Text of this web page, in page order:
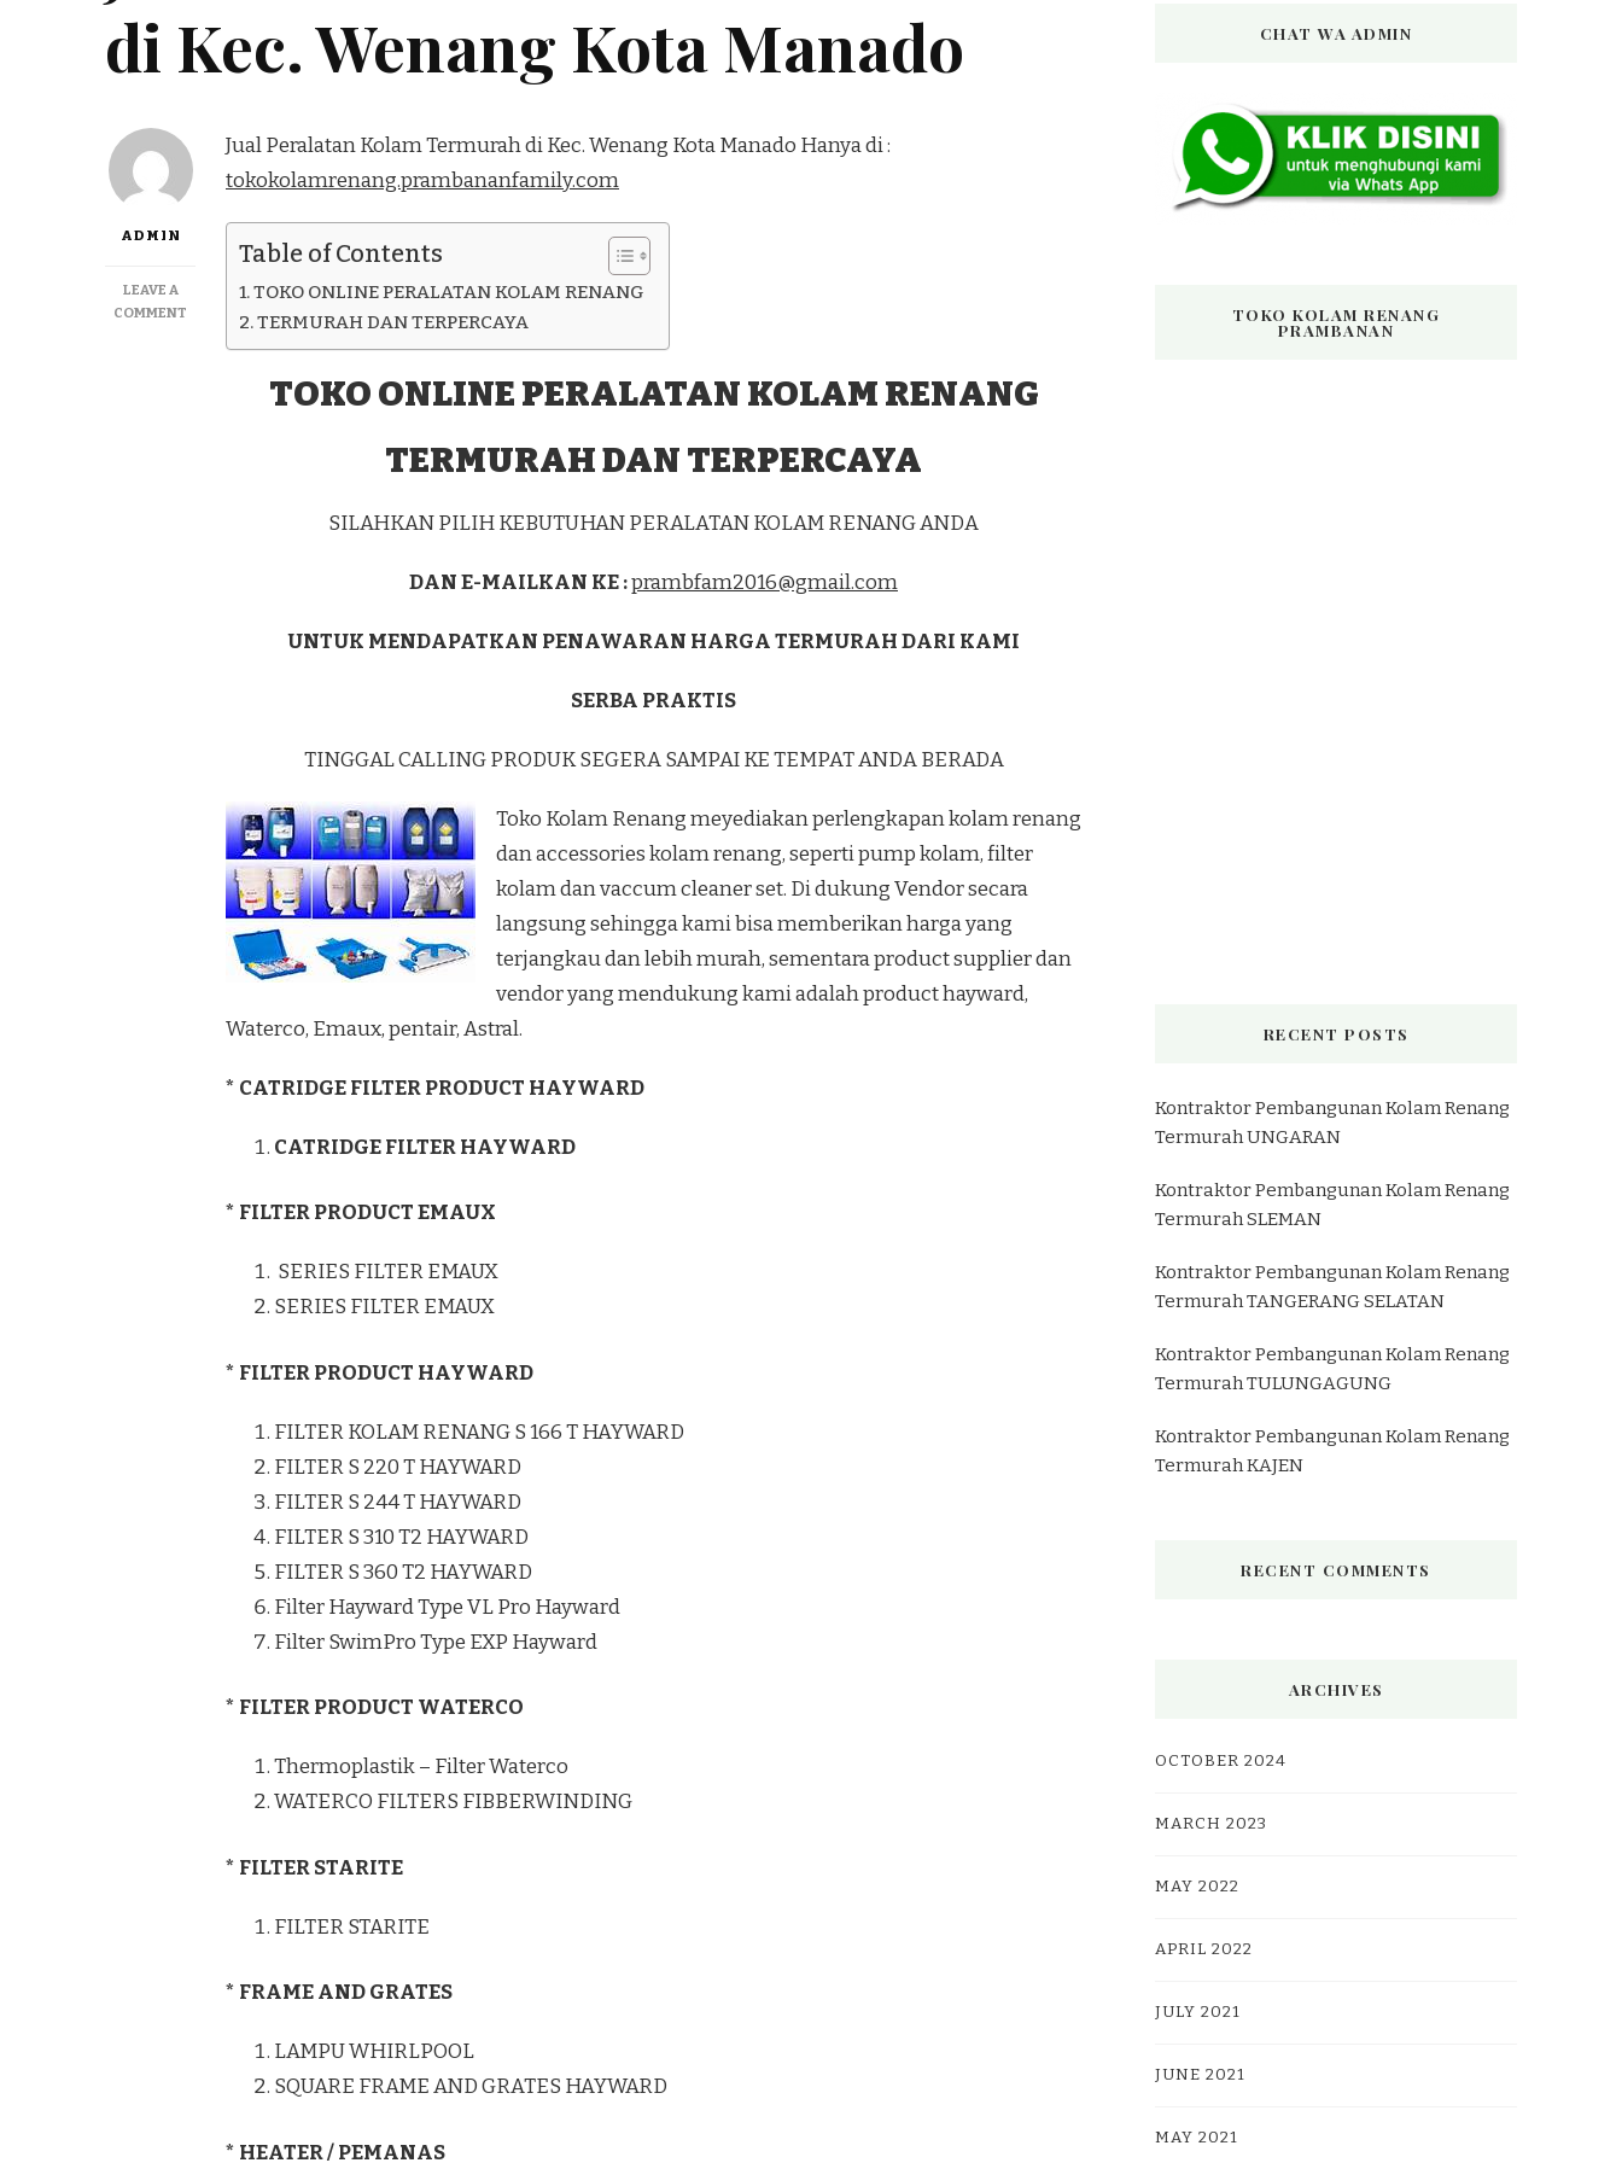
di Kec. Wenang Kota Manado
ADMIN
LEAVE A
COMMENT
Jual Peralatan Kolam Termurah di Kec. Wenang Kota Manado Hanya di :
tokokolamrenang.prambananfamily.com
Table of Contents
TOKO ONLINE PERALATAN KOLAM RENANG
TERMURAH DAN TERPERCAYA
TOKO ONLINE PERALATAN KOLAM RENANG
TERMURAH DAN TERPERCAYA
SILAHKAN PILIH KEBUTUHAN PERALATAN KOLAM RENANG ANDA
DAN E-MAILKAN KE :prambfam2016@gmail.com
UNTUK MENDAPATKAN PENAWARAN HARGA TERMURAH DARI KAMI
SERBA PRAKTIS
TINGGAL CALLING PRODUK SEGERA SAMPAI KE TEMPAT ANDA BERADA
Toko Kolam Renang meyediakan perlengkapan kolam renang
dan accessories kolam renang, seperti pump kolam, filter
kolam dan vaccum cleaner set. Di dukung Vendor secara
langsung sehingga kami bisa memberikan harga yang
terjangkau dan lebih murah, sementara product supplier dan
vendor yang mendukung kami adalah product hayward,
Waterco, Emaux, pentair, Astral.
* CATRIDGE FILTER PRODUCT HAYWARD
CATRIDGE FILTER HAYWARD
* FILTER PRODUCT EMAUX
SERIES FILTER EMAUX
SERIES FILTER EMAUX
* FILTER PRODUCT HAYWARD
FILTER KOLAM RENANG S 166 T HAYWARD
FILTER S 220 T HAYWARD
FILTER S 244 T HAYWARD
FILTER S 310 T2 HAYWARD
FILTER S 360 T2 HAYWARD
Filter Hayward Type VL Pro Hayward
Filter SwimPro Type EXP Hayward
* FILTER PRODUCT WATERCO
Thermoplastik – Filter Waterco
WATERCO FILTERS FIBBERWINDING
* FILTER STARITE
FILTER STARITE
* FRAME AND GRATES
LAMPU WHIRLPOOL
SQUARE FRAME AND GRATES HAYWARD
* HEATER / PEMANAS
CHAT WA ADMIN
TOKO KOLAM RENANG
PRAMBANAN
RECENT POSTS
Kontraktor Pembangunan Kolam Renang
Termurah UNGARAN
Kontraktor Pembangunan Kolam Renang
Termurah SLEMAN
Kontraktor Pembangunan Kolam Renang
Termurah TANGERANG SELATAN
Kontraktor Pembangunan Kolam Renang
Termurah TULUNGAGUNG
Kontraktor Pembangunan Kolam Renang
Termurah KAJEN
RECENT COMMENTS
ARCHIVES
OCTOBER 2024
MARCH 2023
MAY 2022
APRIL 2022
JULY 2021
JUNE 2021
MAY 2021